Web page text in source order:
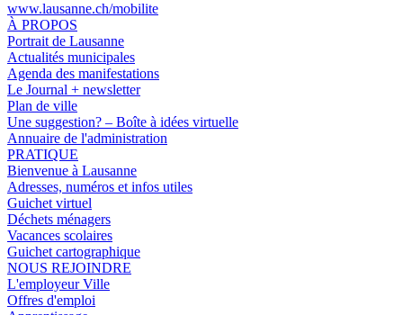
www.lausanne.ch/mobilite
À PROPOS
Portrait de Lausanne
Actualités municipales
Agenda des manifestations
Le Journal + newsletter
Plan de ville
Une suggestion? – Boîte à idées virtuelle
Annuaire de l'administration
PRATIQUE
Bienvenue à Lausanne
Adresses, numéros et infos utiles
Guichet virtuel
Déchets ménagers
Vacances scolaires
Guichet cartographique
NOUS REJOINDRE
L'employeur Ville
Offres d'emploi